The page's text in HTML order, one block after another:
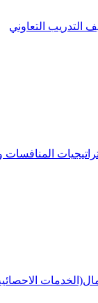
التدريب التعاوني
المنافسات